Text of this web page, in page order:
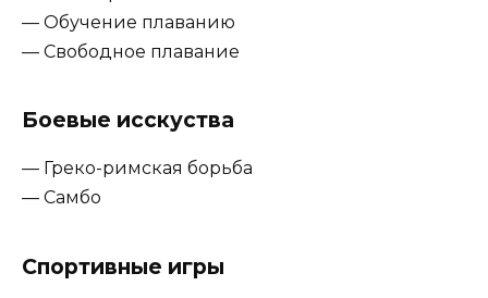
— Обучение плаванию
— Свободное плавание
Боевые исскуства
— Греко-римская борьба
— Самбо
Спортивные игры